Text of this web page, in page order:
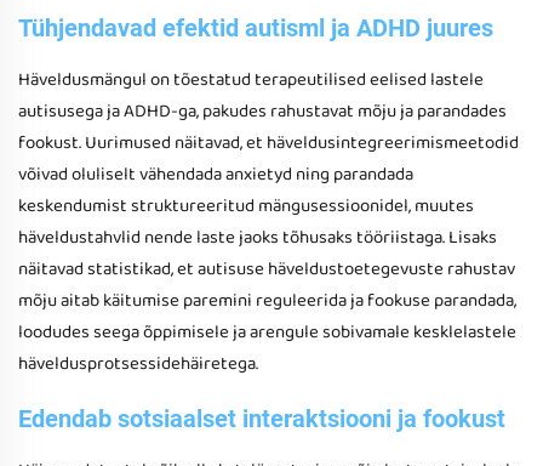
Tühjendavad efektid autisml ja ADHD juures
Häveldusmängul on tõestatud terapeutilised eelised lastele
autisusega ja ADHD-ga, pakudes rahustavat mõju ja parandades
fookust. Uurimused näitavad, et häveldusintegreerimismeetodid
võivad oluliselt vähendada anxietyd ning parandada
keskendumist struktureeritud mängusessioonidel, muutes
häveldustahvlid nende laste jaoks tõhusaks tööriistaga. Lisaks
näitavad statistikad, et autisuse häveldustoetegevuste rahustav
mõju aitab käitumise paremini reguleerida ja fookuse parandada,
loodudes seega õppimisele ja arengule sobivamale kesklelastele
häveldusprotsessidehäiretega.
Edendab sotsiaalset interaktsiooni ja fookust